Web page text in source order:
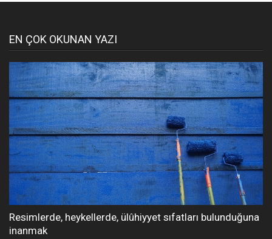
EN ÇOK OKUNAN YAZI
Resimlerde, heykellerde, ülûhiyyet sıfatları bulunduğuna
inanmak